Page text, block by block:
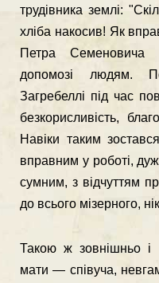
трудівника землі:
хліба накосив! Як
Петра Семено­вича
допомозі людям.
Загребеллі під час
безкорисливість,
Навіки таким
вправ­ним у роботі,
сумним, з відчуттям
до всього мізерного,
Такою ж зовнішньо і
мати — співуча,